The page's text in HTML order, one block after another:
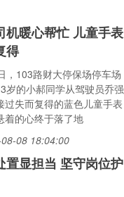
机暖心帮忙 儿童手表
得
，103路财大停保场停车场
岁的小郝同学从驾驶员乔强
过失而复得的蓝色儿童手表
着的心终于落了地
08 18:04:00
置显担当 坚守岗位护